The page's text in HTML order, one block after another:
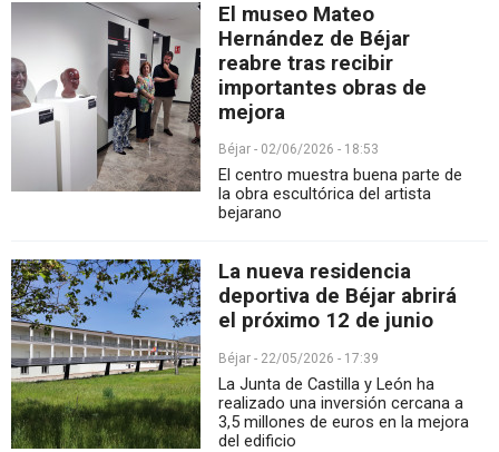
El museo Mateo
Hernández de Béjar
reabre tras recibir
importantes obras de
mejora
Béjar - 02/06/2026 - 18:53
El centro muestra buena parte de
la obra escultórica del artista
bejarano
La nueva residencia
deportiva de Béjar abrirá
el próximo 12 de junio
Béjar - 22/05/2026 - 17:39
La Junta de Castilla y León ha
realizado una inversión cercana a
3,5 millones de euros en la mejora
del edificio